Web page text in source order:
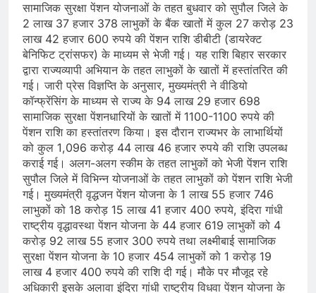
सामाजिक सुरक्षा पेंशन योजनाओं के तहत बुधवार को सुपौल जिले के
2 लाख 37 हजार 378 लाभुकों के बैंक खातों में कुल 27 करोड़ 23
लाख 42 हजार 600 रुपये की पेंशन राशि डीबीटी (डायरेक्ट
बेनिफिट ट्रांसफर) के माध्यम से भेजी गई। यह राशि बिहार सरकार
द्वारा राज्यव्यापी अभियान के तहत लाभुकों के खातों में हस्तांतरित की
गई। जारी प्रेस विज्ञप्ति के अनुसार, मुख्यमंत्री ने वीडियो
कॉन्फ्रेंसिंग के माध्यम से राज्य के 94 लाख 29 हजार 698
सामाजिक सुरक्षा पेंशनधारियों के खातों में 1100-1100 रुपये की
पेंशन राशि का हस्तांतरण किया। इस दौरान राज्यभर के लाभार्थियों
को कुल 1,096 करोड़ 44 लाख 46 हजार रुपये की राशि उपलब्ध
कराई गई। अलग-अलग स्कीम के तहत लाभुकों को भेजी पेंशन राशि
सुपौल जिले में विभिन्न योजनाओं के तहत लाभुकों को पेंशन राशि भेजी
गई। मुख्यमंत्री वृद्धजन पेंशन योजना के 1 लाख 55 हजार 746
लाभुकों को 18 करोड़ 15 लाख 41 हजार 400 रुपये, इंदिरा गांधी
राष्ट्रीय वृद्धावस्था पेंशन योजना के 44 हजार 619 लाभुकों को 4
करोड़ 92 लाख 55 हजार 300 रुपये तथा लक्ष्मीबाई सामाजिक
सुरक्षा पेंशन योजना के 10 हजार 454 लाभुकों को 1 करोड़ 19
लाख 4 हजार 400 रुपये की राशि दी गई। मौके पर मौजूद रहे
अधिकारी इसके अलावा इंदिरा गांधी राष्ट्रीय विधवा पेंशन योजना के